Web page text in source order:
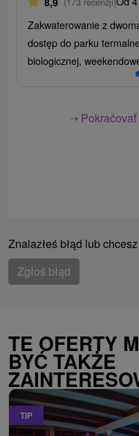
Zakwaterowanie z
dostęp do parku
biologicznej,
➝
Znalazłeś błąd lub
Zgłoś błąd
TE OFERTY
BYĆ TAKŻE
TIP